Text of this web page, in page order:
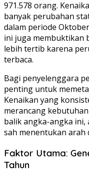
971.578 orang.
banyak perubahan
dalam periode
ini juga membuktikan
lebih tertib karena
terbaca.
Bagi penyelenggara
penting untuk
Kenaikan yang
merancang
balik angka-angka ini,
sah menentukan arah
Faktor Utama:
Tahun